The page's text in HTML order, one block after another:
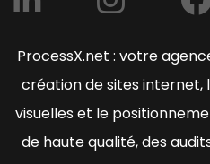
ProcessX.net : votre
création de sites
visuelles et le
de haute qualité, des